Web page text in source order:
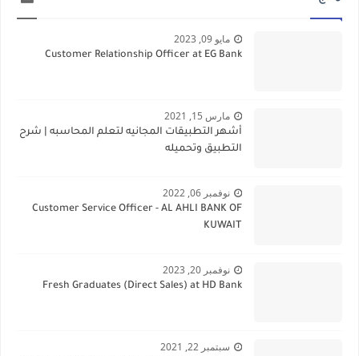
مايو 09, 2023
Customer Relationship Officer at EG Bank
مارس 15, 2021
أشهر التطبيقات المجانيه لتعلم المحاسبه | شرح
التطبيق وتحميله
نوفمبر 06, 2022
Customer Service Officer - AL AHLI BANK OF
KUWAIT
نوفمبر 20, 2023
Fresh Graduates (Direct Sales) at HD Bank
سبتمبر 22, 2021